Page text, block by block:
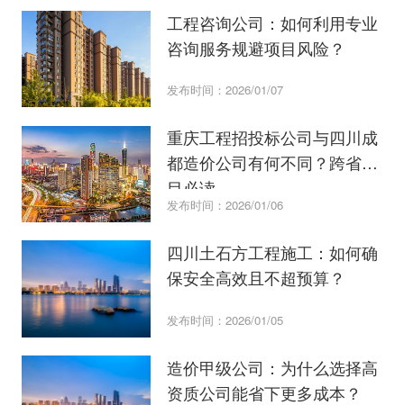
工程咨询公司：如何利用专业
咨询服务规避项目风险？
发布时间：2026/01/07
重庆工程招投标公司与四川成
都造价公司有何不同？跨省项
目必读。
发布时间：2026/01/06
四川土石方工程施工：如何确
保安全高效且不超预算？
发布时间：2026/01/05
造价甲级公司：为什么选择高
资质公司能省下更多成本？